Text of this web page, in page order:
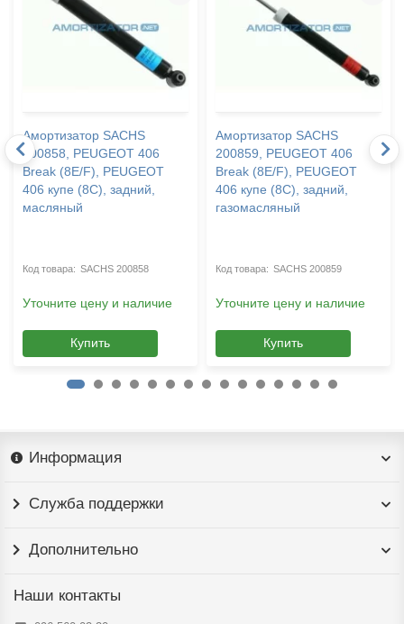
Амортизатор SACHS
200858, PEUGEOT 406
Break (8E/F), PEUGEOT
406 купе (8C), задний,
масляный
SACHS 200858
Уточните цену и наличие
Купить
Амортизатор SACHS
200859, PEUGEOT 406
Break (8E/F), PEUGEOT
406 купе (8C), задний,
газомасляный
SACHS 200859
Уточните цену и наличие
Купить
Информация
Служба поддержки
Дополнительно
Наши контакты